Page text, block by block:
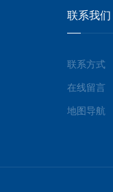
联系我们
联系方式
在线留言
地图导航